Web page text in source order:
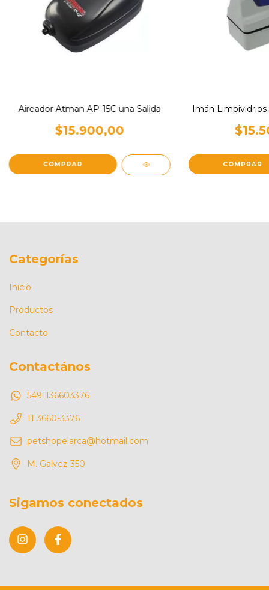
Aireador Atman AP-15C una Salida
$15.900,00
Imán Limpividrios
Categorías
Inicio
Productos
Contacto
Contactános
5491136603376
11 3660-3376
petshopelarca@hotmail.com
M. Galvez 350
Sigamos conectados